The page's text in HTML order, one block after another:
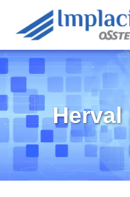
Herval